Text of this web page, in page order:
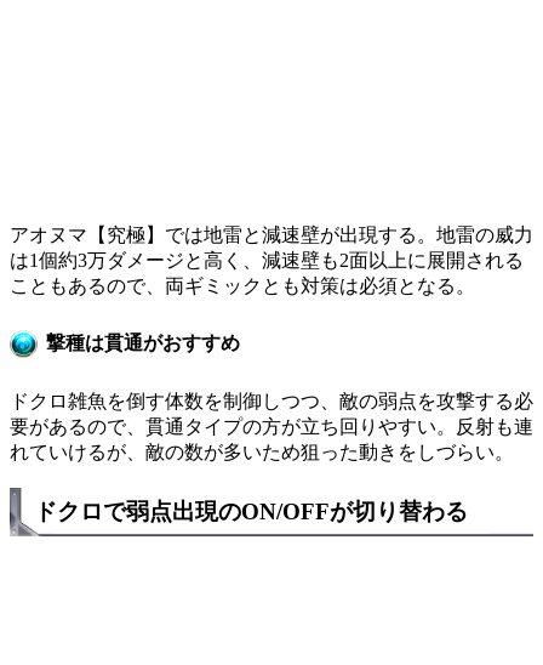
アオヌマ【究極】では地雷と減速壁が出現する。地雷の威力
は1個約3万ダメージと高く、減速壁も2面以上に展開される
こともあるので、両ギミックとも対策は必須となる。
撃種は貫通がおすすめ
ドクロ雑魚を倒す体数を制御しつつ、敵の弱点を攻撃する必
要があるので、貫通タイプの方が立ち回りやすい。反射も連
れていけるが、敵の数が多いため狙った動きをしづらい。
ドクロで弱点出現のON/OFFが切り替わる